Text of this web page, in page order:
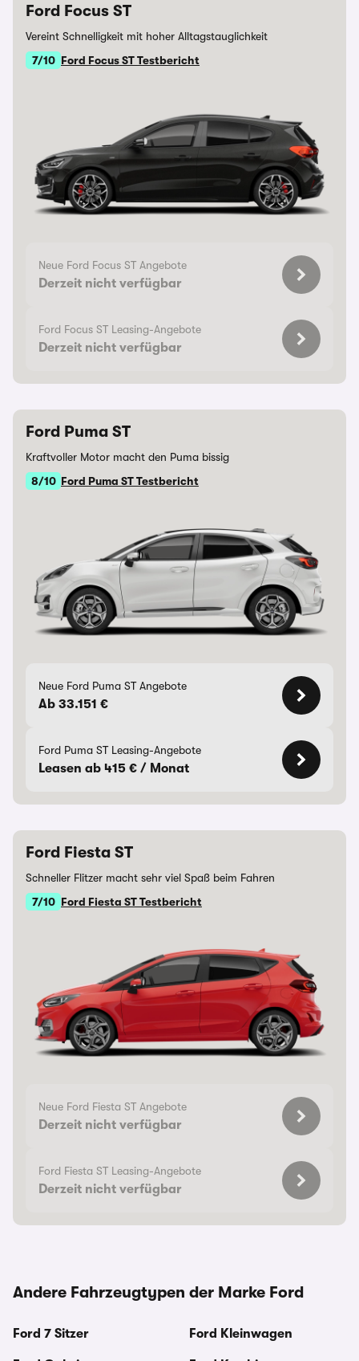
Ford Focus ST
Vereint Schnelligkeit mit hoher Alltagstauglichkeit
7/10 Ford Focus ST Testbericht
Neue Ford Focus ST Angebote
Derzeit nicht verfügbar
Ford Focus ST Leasing-Angebote
Derzeit nicht verfügbar
Ford Puma ST
Kraftvoller Motor macht den Puma bissig
8/10 Ford Puma ST Testbericht
Neue Ford Puma ST Angebote
Ab 33.151 €
Ford Puma ST Leasing-Angebote
Leasen ab 415 € / Monat
Ford Fiesta ST
Schneller Flitzer macht sehr viel Spaß beim Fahren
7/10 Ford Fiesta ST Testbericht
Neue Ford Fiesta ST Angebote
Derzeit nicht verfügbar
Ford Fiesta ST Leasing-Angebote
Derzeit nicht verfügbar
Andere Fahrzeugtypen der Marke Ford
Ford 7 Sitzer Ford Kleinwagen